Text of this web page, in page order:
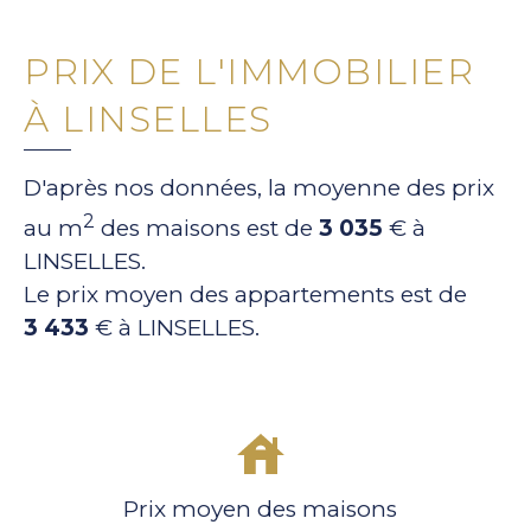
PRIX DE L'IMMOBILIER
À LINSELLES
D'après nos données, la moyenne des prix
au m2 des maisons est de 3 035 € à
LINSELLES.
Le prix moyen des appartements est de
3 433 € à LINSELLES.
Prix moyen des maisons